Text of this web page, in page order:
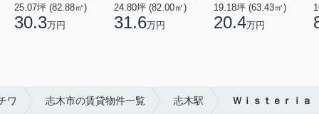
25.07坪 (82.88㎡)
30.3万円
24.80坪 (82.00㎡)
31.6万円
19.18坪 (63.43㎡)
20.4万円
ワ 志木市の賃貸物件一覧 志木駅 Ｗｉｓｔｅｒｉａ